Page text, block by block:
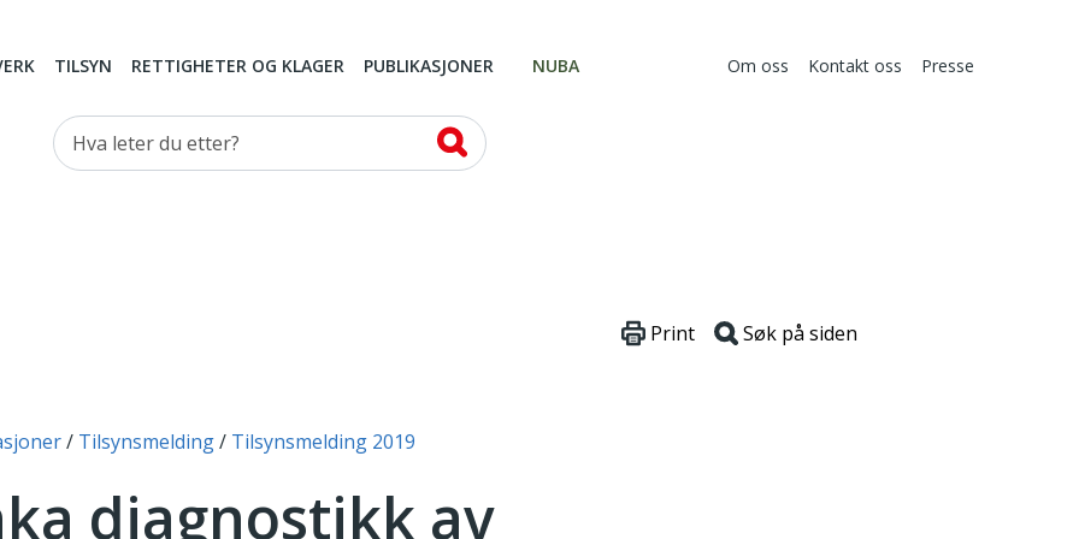
TILSYN RETTIGHETER OG KLAGER PUBLIKASJONER NUBA Om oss Kontakt oss Presse
Hva leter du etter?
Tilsynsmelding Tilsynsmelding 2019
Print Søk på siden
diagnostikk av